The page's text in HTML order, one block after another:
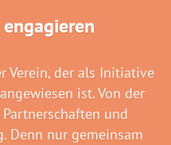
Verein, der als Initiative
ist. Von der
und
Denn nur gemeinsam